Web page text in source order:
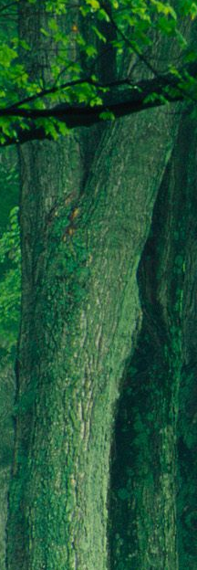
Hogy bensőmben maradjon rejtve a szellem
Megérzésem tőlem most szigorral ezt
Hogy isteni adottságaim beérvén
Teremjenek lelkem mélyén
Gyümölcsöt saját Énem számára.
17. hét
Így szól a kozmikus Ige,
Melyet érzékeim kapuin
Vezethettem lelkem mélységeibe:
Kozmikus távlataimmal töltsd be
Szellemed mélységeit, hogy
Megtalálhass engem -
18. hét
Kitágíthatom-e annyira a lelkem,
Hogy a kozmikus Igével
Melynek csíráját már magába
Úgy sejtem, hogy új erőre kapva
Lelkemet méltóvá kell tennem arra,
Hogy önmagát a szellem ruhájává
19. hét
Hogy emlékezetemmel titkon
Amit most újonnan magamba
S további törekvésem célja az
Hogy új erőre kapva ébresszen
Saját belső erőket lelkemben,
S létrejőve adjon át önmagamnak
20. hét
Csak most érzem, hogy saját létem
A kozmikus létezéstől eltávolodva